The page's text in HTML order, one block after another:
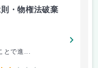
・物権法破棄
とで進...